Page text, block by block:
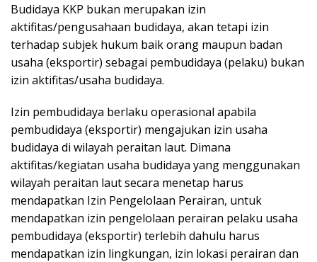
Budidaya KKP bukan merupakan izin
aktifitas/pengusahaan budidaya, akan tetapi izin
terhadap subjek hukum baik orang maupun badan
usaha (eksportir) sebagai pembudidaya (pelaku) bukan
izin aktifitas/usaha budidaya.
Izin pembudidaya berlaku operasional apabila
pembudidaya (eksportir) mengajukan izin usaha
budidaya di wilayah peraitan laut. Dimana
aktifitas/kegiatan usaha budidaya yang menggunakan
wilayah peraitan laut secara menetap harus
mendapatkan Izin Pengelolaan Perairan, untuk
mendapatkan izin pengelolaan perairan pelaku usaha
pembudidaya (eksportir) terlebih dahulu harus
mendapatkan izin lingkungan, izin lokasi perairan dan